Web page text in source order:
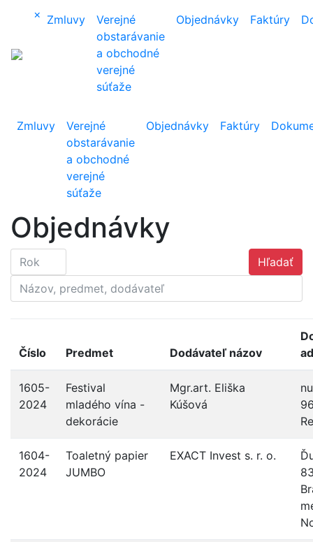
× Zmluvy
Verejné
obstarávanie
a obchodné
verejné
súťaže
Objednávky Faktúry
Zmluvy
Verejné
obstarávanie
a obchodné
verejné
súťaže
Objednávky Faktúry
Objednávky
Hľadať
Číslo Predmet Dodávateľ názov
1605-
2024
Festival
mladého vína -
dekorácie
Mgr.art. Eliška
Kúšová
1604-
2024
Toaletný papier
JUMBO
EXACT Invest s. r. o.